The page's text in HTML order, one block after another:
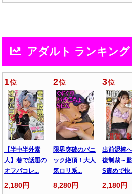
アダルト ランキング
1位
【半中半外素
人】巷で話題の
オフパコレ...
2,180円
2位
限界突破のパニ
ック絶頂！大人
気ロリ系...
8,280円
3位
出前泥棒
復制裁～
S責めで快
2,180円